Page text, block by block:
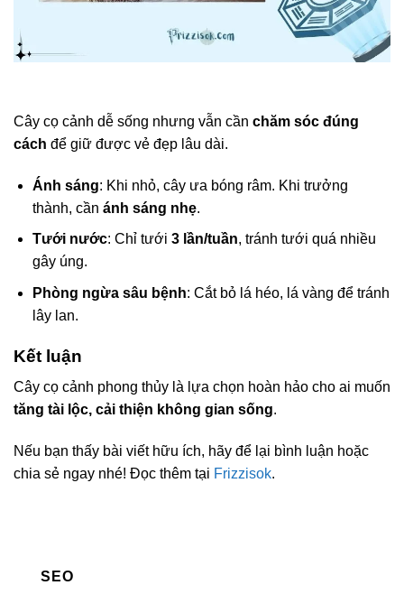
Cây cọ cảnh dễ sống nhưng vẫn cần chăm sóc đúng
cách để giữ được vẻ đẹp lâu dài.
Ánh sáng: Khi nhỏ, cây ưa bóng râm. Khi trưởng
thành, cần ánh sáng nhẹ.
Tưới nước: Chỉ tưới 3 lần/tuần, tránh tưới quá nhiều
gây úng.
Phòng ngừa sâu bệnh: Cắt bỏ lá héo, lá vàng để tránh
lây lan.
Kết luận
Cây cọ cảnh phong thủy là lựa chọn hoàn hảo cho ai muốn
tăng tài lộc, cải thiện không gian sống.
Nếu bạn thấy bài viết hữu ích, hãy để lại bình luận hoặc
chia sẻ ngay nhé! Đọc thêm tại Frizzisok.
SEO